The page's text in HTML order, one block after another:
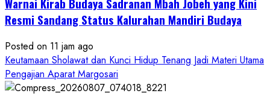
Warnai Kirab Budaya Sadranan Mbah Jobeh yang Kini
Resmi Sandang Status Kalurahan Mandiri Budaya
Posted on 11 jam ago
Keutamaan Sholawat dan Kunci Hidup Tenang Jadi Materi Utama
Pengajian Aparat Margosari